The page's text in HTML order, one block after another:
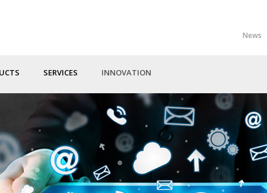
News
SERVICES INNOVATION